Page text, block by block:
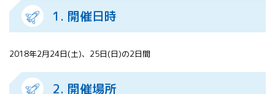
会合
APRSAFポス
1. 開催日時
2018年2月24日(土)、25日(日)の2日間
2. 開催場所